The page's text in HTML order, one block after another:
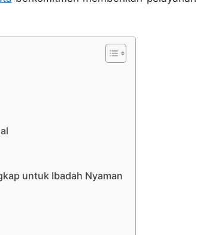
untuk Ibadah Nyaman